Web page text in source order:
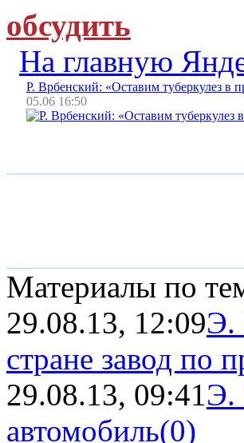
обсудить
На главную
Р. Врбенский: «Оставим туберкулез в
05.06 16:50
Материалы по
29.08.13, 12:09Э.
стране завод по
29.08.13, 09:41Э.
автомобиль(0)